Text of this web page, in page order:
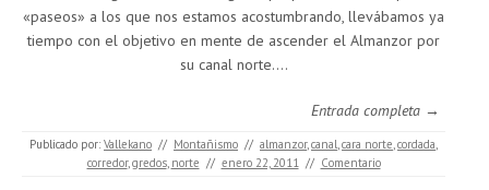
«paseos» a los que nos estamos acostumbrando, llevábamos ya
tiempo con el objetivo en mente de ascender el Almanzor por
su canal norte.…
Entrada completa →
Publicado por: Vallekano // Montañismo // almanzor,canal,cara norte,cordada,
corredor,gredos, norte // enero 22, 2011 // Comentario